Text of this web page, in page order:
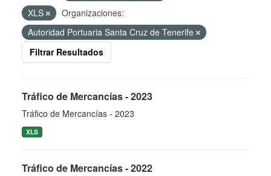
XLS
Organizaciones:
Autoridad Portuaria Santa Cruz de Tenerife
Filtrar Resultados
Tráfico de Mercancías - 2023
Tráfico de Mercancías - 2023
XLS
Tráfico de Mercancías - 2022